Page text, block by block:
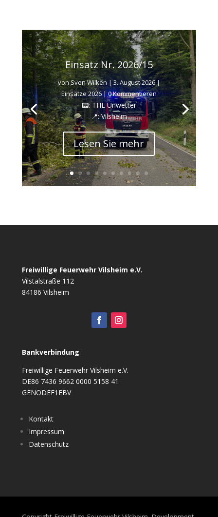
Einsatz Nr. 2026/15
vonSven Wilken|3. August 2026|
Einsätze 2026| 0 Kommentieren
📟: THL Unwetter
📍: Vilsheim
Lesen Sie mehr
Freiwillige Feuerwehr Vilsheim e.V.
Vilstalstraße 112
84186 Vilsheim
Bankverbindung
Freiwillige Feuerwehr Vilsheim e.V.
DE86 7436 9662 0000 5158 41
GENODEF1EBV
Kontakt
Impressum
Datenschutz